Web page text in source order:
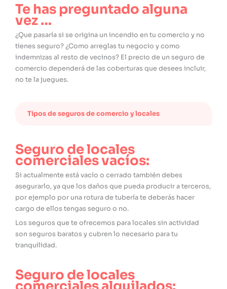
Te has preguntado alguna
vez …
¿Que pasaría si se origina un incendio en tu comercio y no
tienes seguro? ¿Como arreglas tu negocio y como
indemnizas al resto de vecinos? El precio de un seguro de
comercio dependerá de las coberturas que desees incluir,
no te la juegues.
Tipos de seguros de comercio y locales
Seguro de locales
comerciales vacíos:
Si actualmente está vacío o cerrado también debes
asegurarlo, ya que los daños que pueda producir a terceros,
por ejemplo por una rotura de tubería te deberás hacer
cargo de ellos tengas seguro o no.
Los seguros que te ofrecemos para locales sin actividad
son seguros baratos y cubren lo necesario para tu
tranquilidad.
Seguro de locales